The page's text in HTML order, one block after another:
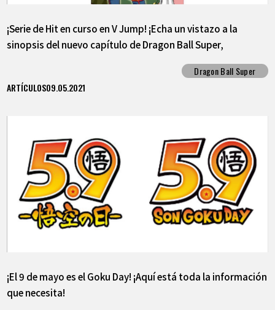
¡Serie de Hit en curso en V Jump! ¡Echa un vistazo a la
sinopsis del nuevo capítulo de Dragon Ball Super,
Dragon Ball Super
ARTÍCULOS09.05.2021
¡El 9 de mayo es el Goku Day! ¡Aquí está toda la información
que necesita!